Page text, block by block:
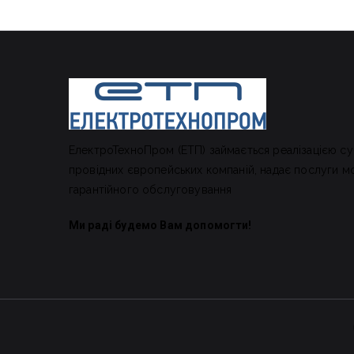
ЕлектроТехноПром (ЕТП) займається реалізацією
провідних європейських компаній, надає послуги
гарантійного обслуговування
Ми раді будемо Вам допомогти!